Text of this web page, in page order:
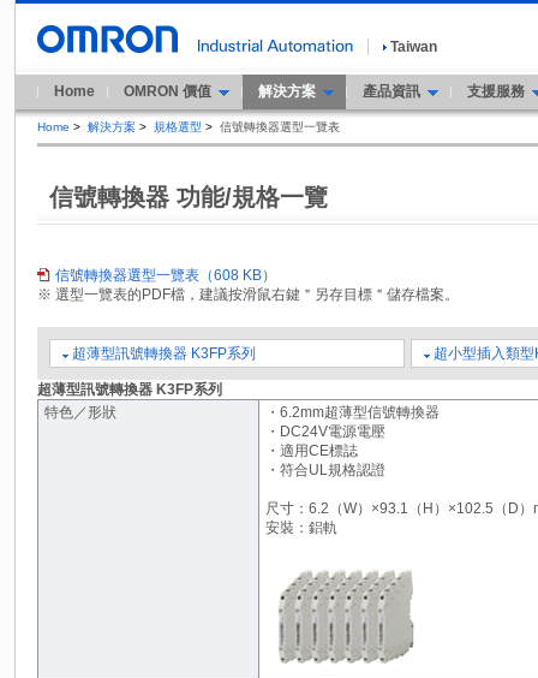
Taiwan
Home OMRON 價值 解決方案 產品資訊 支援服務
Home > 解決方案 > 規格選型 > 信號轉換器選型一覽表
信號轉換器 功能/規格一覽
信號轉換器選型一覽表（608 KB）
※ 選型一覽表的PDF檔，建議按滑鼠右鍵＂另存目標＂儲存檔案。
超薄型訊號轉換器 K3FP系列 超小型插入類
超薄型訊號轉換器 K3FP系列
特色／形狀
・6.2mm超薄型信號轉換器
・DC24V電源電壓
・適用CE標誌
・符合UL規格認證
尺寸：6.2（W）×93.1（H）×102.5（D）
安裝：鋁軌